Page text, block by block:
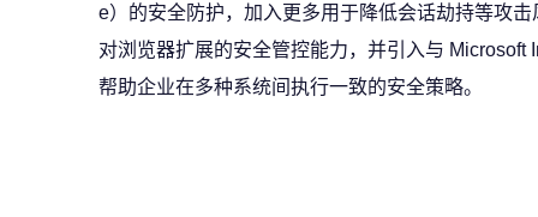
e）的安全防护，加入更多用于降低会话劫持等攻
对浏览器扩展的安全管控能力，并引入与 Microsoft
帮助企业在多种系统间执行一致的安全策略。